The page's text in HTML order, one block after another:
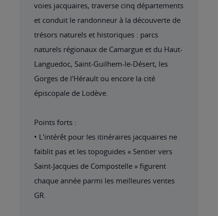
voies jacquaires, traverse cinq départements
et conduit le randonneur à la découverte de
trésors naturels et historiques : parcs
naturels régionaux de Camargue et du Haut-
Languedoc, Saint-Guilhem-le-Désert, les
Gorges de l'Hérault ou encore la cité
épiscopale de Lodève.
Points forts :
• L'intérêt pour les itinéraires jacquaires ne
faiblit pas et les topoguides « Sentier vers
Saint-Jacques de Compostelle » figurent
chaque année parmi les meilleures ventes
GR.